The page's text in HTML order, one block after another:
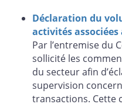
Déclaration du
activités
Par l’entremise du
sollicité les
du secteur afin
supervision
transactions. Cette